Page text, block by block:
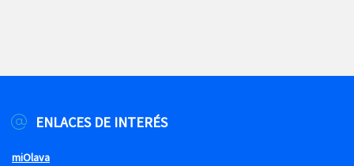
ENLACES DE INTERÉS
miOlava